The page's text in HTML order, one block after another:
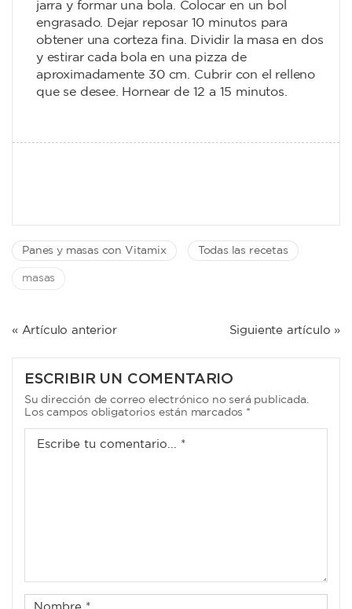
jarra y formar una bola. Colocar en un bol
engrasado. Dejar reposar 10 minutos para
obtener una corteza fina. Dividir la masa en dos
y estirar cada bola en una pizza de
aproximadamente 30 cm. Cubrir con el relleno
que se desee. Hornear de 12 a 15 minutos.
Panes y masas con Vitamix Todas las recetas
masas
NAVEGACIÓN
ENTRADAS
« Artículo anterior Siguiente artículo »
ESCRIBIR UN COMENTARIO
Su dirección de correo electrónico no será publicada.
Los campos obligatorios están marcados *